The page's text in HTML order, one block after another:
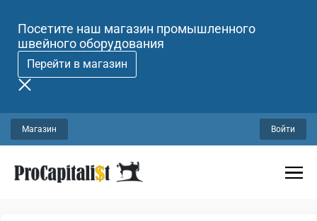
Посетите наш магазин промышленного
швейного оборудования
Перейти в магазин
Магазин Войти